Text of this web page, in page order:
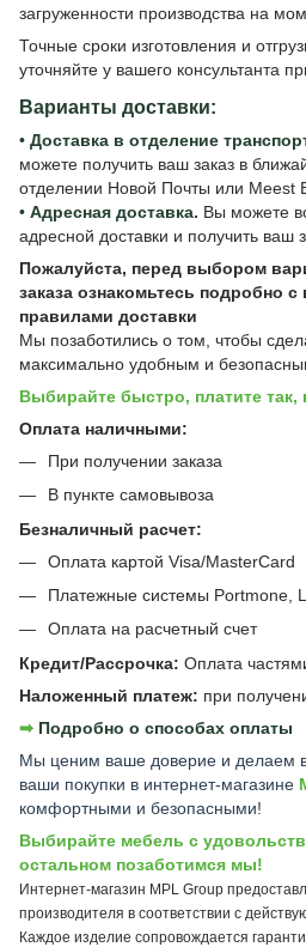
загруженности производства на
Точные сроки изготовления и
уточняйте у вашего консультанта
Варианты доставки:
• Доставка в отделение
можете получить ваш заказ в
отделении Новой Почты или Meest
• Адресная доставка. Вы можете
адресной доставки и получить ваш
Пожалуйста, перед выбором
заказа ознакомьтесь подробно с
правилами доставки
Мы позаботились о том, чтобы
максимально удобным и
Выбирайте быстро, платите так,
Оплата наличными:
При получении заказа
В пункте самовывоза
Безналичный расчет:
Оплата картой Visa/MasterCard
Платежные системы Portmone,
Оплата на расчетный счет
Кредит/Рассрочка: Оплата
Наложенный платеж: при
➡︎ Подробно о способах оплаты
Мы ценим ваше доверие и делаем
ваши покупки в интернет-магазине
комфортными и безопасными!
Выбирайте мебель с
остальном позаботимся мы!
Интернет-магазин MPL Group
производителя в соответствии с
Каждое изделие сопровождается